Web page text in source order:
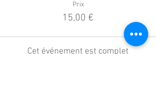
Prix
15,00 €
Cet événement est complet